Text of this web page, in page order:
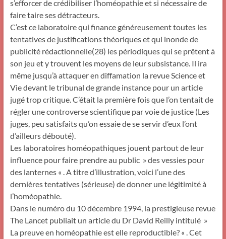
s’efforcer de crédibiliser l’homéopathie et si nécessaire de
faire taire ses détracteurs.
C’est ce laboratoire qui finance généreusement toutes les
tentatives de justifications théoriques et qui inonde de
publicité rédactionnelle(28) les périodiques qui se prêtent à
son jeu et y trouvent les moyens de leur subsistance. Il ira
même jusqu’à attaquer en diffamation la revue Science et
Vie devant le tribunal de grande instance pour un article
jugé trop critique. C’était la première fois que l’on tentait de
régler une controverse scientifique par voie de justice (Les
juges, peu satisfaits qu’on essaie de se servir d’eux l’ont
d’ailleurs débouté).
Les laboratoires homéopathiques jouent partout de leur
influence pour faire prendre au public » des vessies pour
des lanternes « . A titre d’illustration, voici l’une des
dernières tentatives (sérieuse) de donner une légitimité à
l’homéopathie.
Dans le numéro du 10 décembre 1994, la prestigieuse revue
The Lancet publiait un article du Dr David Reilly intitulé »
La preuve en homéopathie est elle reproductible? « . Cet